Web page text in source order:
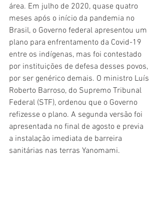
área. Em julho de 2020, quase quatro
meses após o início da pandemia no
Brasil, o Governo federal apresentou um
plano para enfrentamento da Covid-19
entre os indígenas, mas foi contestado
por instituições de defesa desses povos,
por ser genérico demais. O ministro Luís
Roberto Barroso, do Supremo Tribunal
Federal (STF), ordenou que o Governo
refizesse o plano. A segunda versão foi
apresentada no final de agosto e previa
a instalação imediata de barreira
sanitárias nas terras Yanomami.